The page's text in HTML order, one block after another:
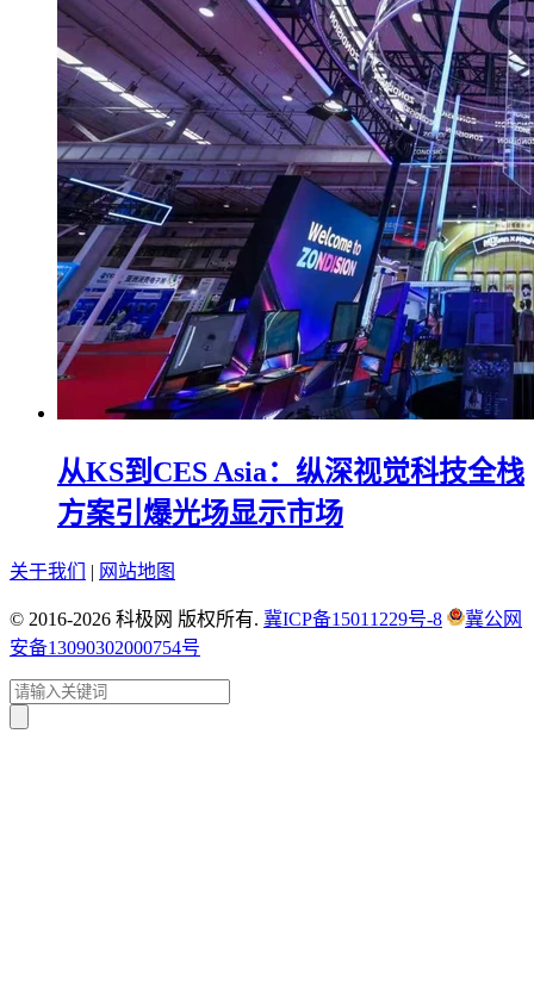
从KS到CES Asia：纵深视觉科技全栈
方案引爆光场显示市场
关于我们 | 网站地图
© 2016-2026 科极网 版权所有. 冀ICP备15011229号-8
冀公网
安备13090302000754号